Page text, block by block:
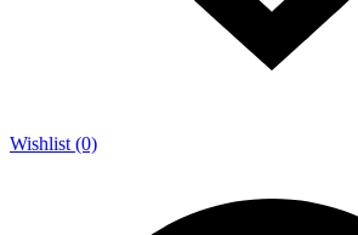
Wishlist (0)